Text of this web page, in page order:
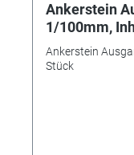
Ankerstein
1/100mm,
Ankerstein
Stück